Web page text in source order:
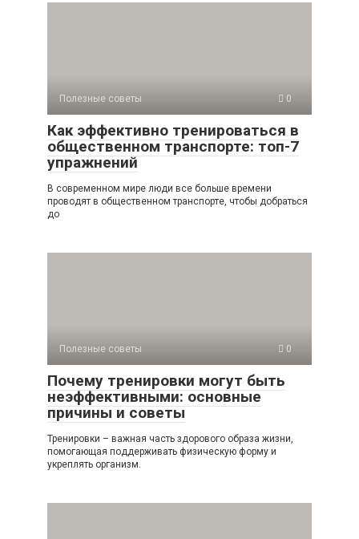
Полезные советы 0
Как эффективно тренироваться в
общественном транспорте: топ-7
упражнений
В современном мире люди все больше времени
проводят в общественном транспорте, чтобы добраться
до
Полезные советы 0
Почему тренировки могут быть
неэффективными: основные
причины и советы
Тренировки – важная часть здорового образа жизни,
помогающая поддерживать физическую форму и
укреплять организм.